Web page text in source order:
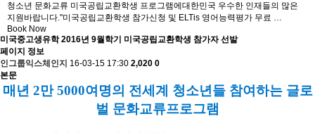
청소년 문화교류 미국공립교환학생 프로그램에대한민국 우수한 인재들의 많은
지원바랍니다."​미국공립교환학생 참가신청 및 ELTis 영어능력평가 무료 …
Book Now
미국중고생유학 2016년 9월학기 미국공립교환학생 참가자 선발
페이지 정보
인그룹익스체인지 16-03-15 17:30 2,020 0
본문
매년 2만 5000여명의 전세계 청소년들 참여하는 글로
벌 문화교류프로그램